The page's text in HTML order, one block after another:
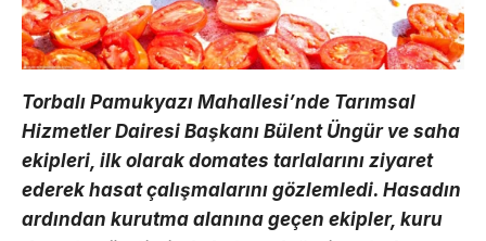
Torbalı Pamukyazı Mahallesi’nde Tarımsal
Hizmetler Dairesi Başkanı Bülent Üngür ve saha
ekipleri, ilk olarak domates tarlalarını ziyaret
ederek hasat çalışmalarını gözlemledi. Hasadın
ardından kurutma alanına geçen ekipler, kuru